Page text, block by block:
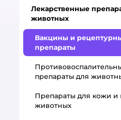
Лекарственные
животных
Вакцины и
препараты
препараты для
Препараты для кожи и
животных